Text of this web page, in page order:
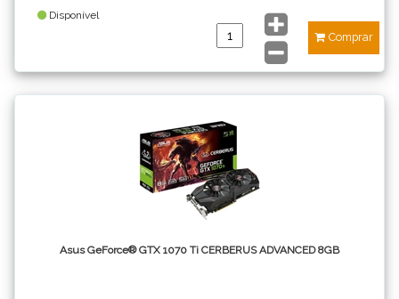
Disponível
Comprar
Asus GeForce® GTX 1070 Ti CERBERUS ADVANCED 8GB